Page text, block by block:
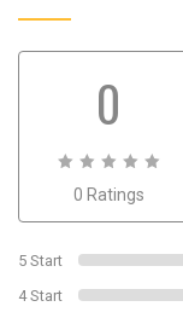
0
out
0
0 Ratings
5 Start
4 Start